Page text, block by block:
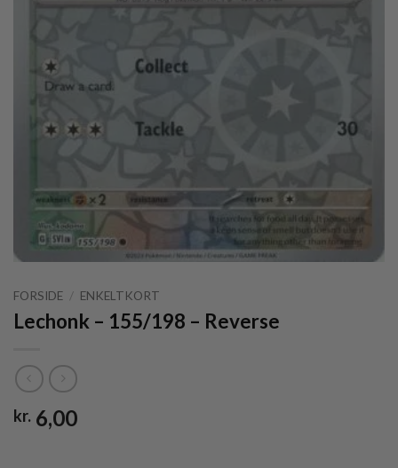
FORSIDE / ENKELTKORT
Lechonk – 155/198 – Reverse
kr. 6,00